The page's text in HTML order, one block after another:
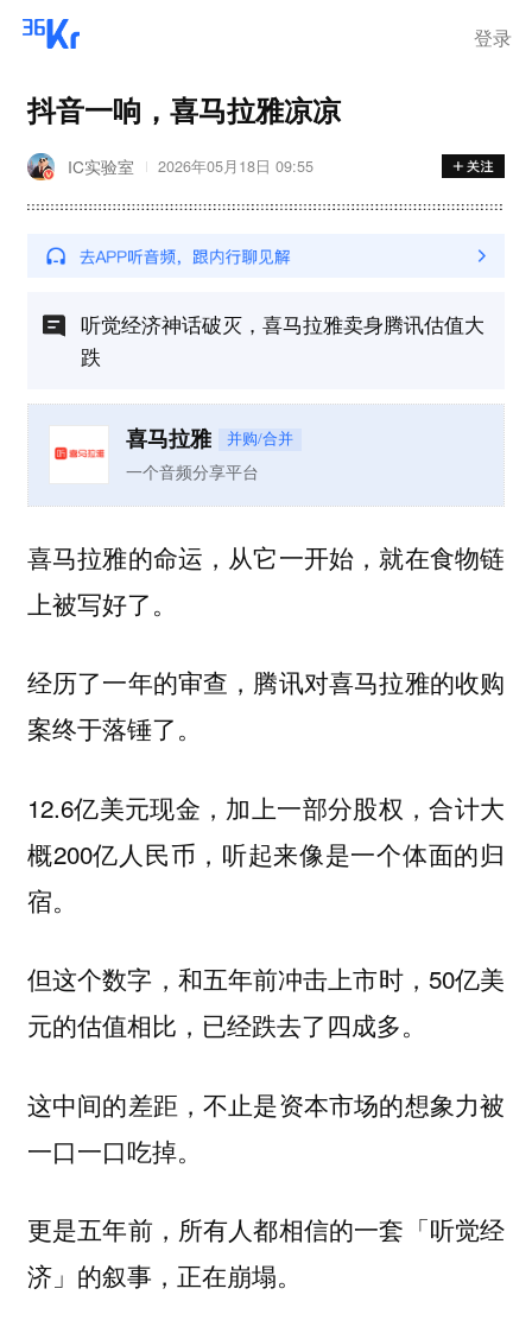
登录
抖音一响，喜马拉雅凉凉
IC实验室 2026年05月18日 09:55
听觉经济神话破灭，喜马拉雅卖身腾讯估值大
跌
喜马拉雅 并购/合并
一个音频分享平台
喜马拉雅的命运，从它一开始，就在食物链
上被写好了。
经历了一年的审查，腾讯对喜马拉雅的收购
案终于落锤了。
12.6亿美元现金，加上一部分股权，合计大
概200亿人民币，听起来像是一个体面的归
宿。
但这个数字，和五年前冲击上市时，50亿美
元的估值相比，已经跌去了四成多。
这中间的差距，不止是资本市场的想象力被
一口一口吃掉。
更是五年前，所有人都相信的一套「听觉经
济」的叙事，正在崩塌。